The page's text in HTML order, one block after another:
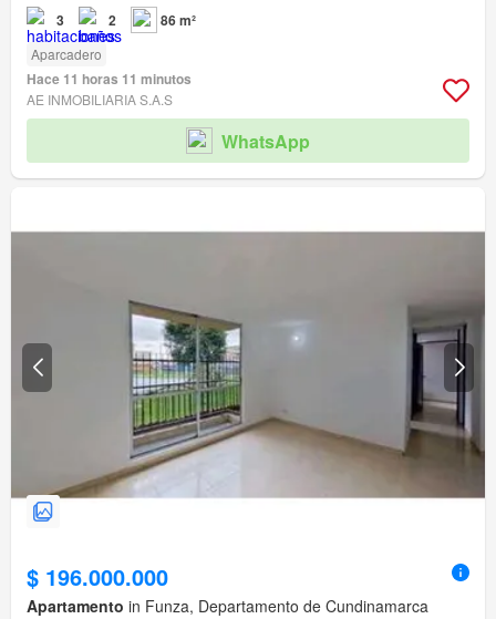
3 2 86 m²
Aparcadero
Hace 11 horas 11 minutos
AE INMOBILIARIA S.A.S
WhatsApp
$ 196.000.000
Apartamento in Funza, Departamento de Cundinamarca